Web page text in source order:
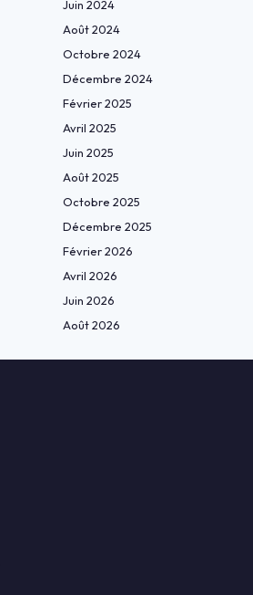
Juin 2024
Août 2024
Octobre 2024
Décembre 2024
Février 2025
Avril 2025
Juin 2025
Août 2025
Octobre 2025
Décembre 2025
Février 2026
Avril 2026
Juin 2026
Août 2026